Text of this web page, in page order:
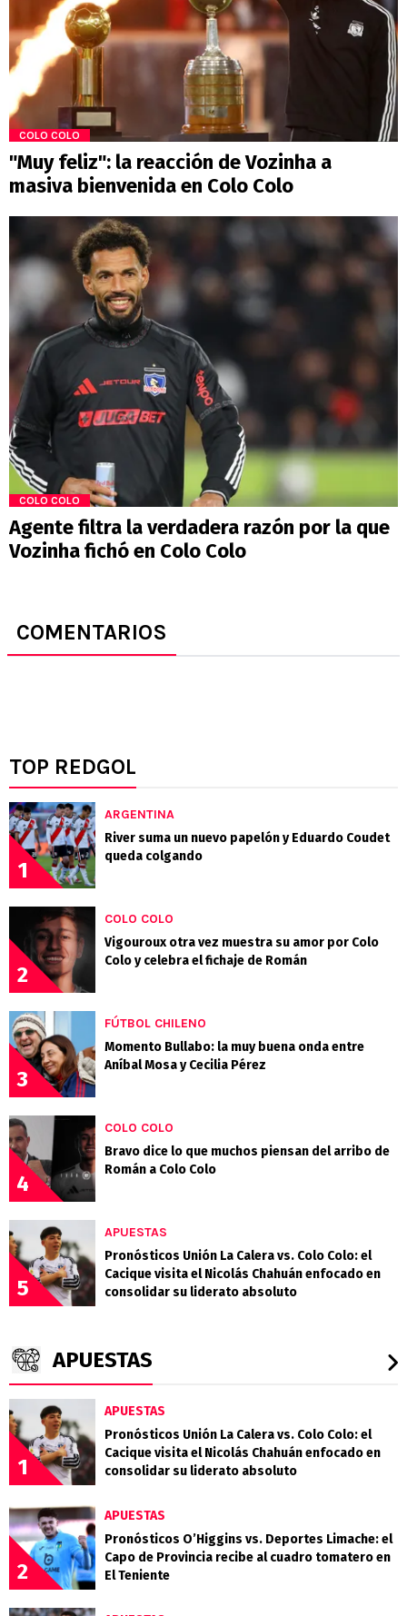
COLO COLO
"Muy feliz": la reacción de Vozinha a
masiva bienvenida en Colo Colo
COLO COLO
Agente filtra la verdadera razón por la que
Vozinha fichó en Colo Colo
COMENTARIOS
TOP REDGOL
1
ARGENTINA
River suma un nuevo papelón y Eduardo Coudet
queda colgando
2
COLO COLO
Vigouroux otra vez muestra su amor por Colo
Colo y celebra el fichaje de Román
3
FÚTBOL CHILENO
Momento Bullabo: la muy buena onda entre
Aníbal Mosa y Cecilia Pérez
4
COLO COLO
Bravo dice lo que muchos piensan del arribo de
Román a Colo Colo
5
APUESTAS
Pronósticos Unión La Calera vs. Colo Colo: el
Cacique visita el Nicolás Chahuán enfocado en
consolidar su liderato absoluto
APUESTAS
1
APUESTAS
Pronósticos Unión La Calera vs. Colo Colo: el
Cacique visita el Nicolás Chahuán enfocado en
consolidar su liderato absoluto
2
APUESTAS
Pronósticos O’Higgins vs. Deportes Limache: el
Capo de Provincia recibe al cuadro tomatero en
El Teniente